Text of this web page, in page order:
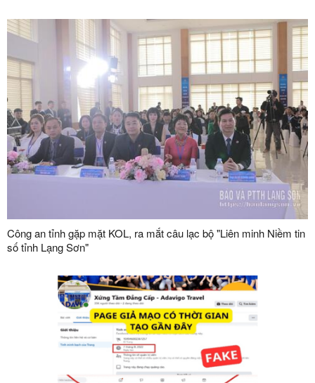
Công an tỉnh gặp mặt KOL, ra mắt câu lạc bộ "Liên minh Niềm tin
số tỉnh Lạng Sơn"